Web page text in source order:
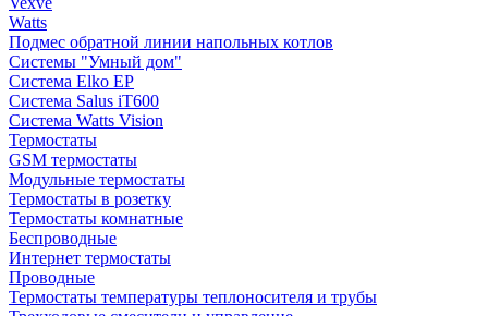
Watts
Подмес обратной линии напольных котлов
Системы "Умный дом"
Система Elko EP
Система Salus iT600
Система Watts Vision
Термостаты
GSM термостаты
Модульные термостаты
Термостаты в розетку
Термостаты комнатные
Беспроводные
Интернет термостаты
Проводные
Термостаты температуры теплоносителя и трубы